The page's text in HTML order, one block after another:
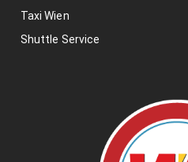
Taxi Wien
Shuttle Service